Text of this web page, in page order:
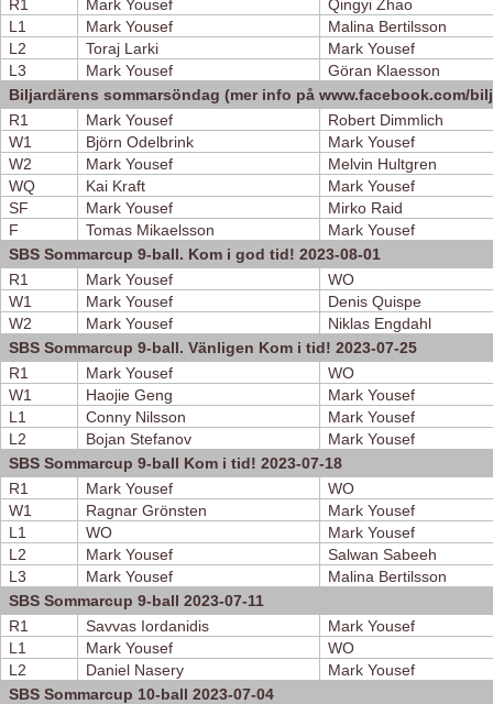
R1
Mark Yousef
Qingyi Zhao
L1
Mark Yousef
Malina Bertilsson
L2
Toraj Larki
Mark Yousef
L3
Mark Yousef
Göran Klaesson
Biljardärens sommarsöndag (mer info på www.facebook.com/
R1
Mark Yousef
Robert Dimmlich
W1
Björn Odelbrink
Mark Yousef
W2
Mark Yousef
Melvin Hultgren
WQ
Kai Kraft
Mark Yousef
SF
Mark Yousef
Mirko Raid
F
Tomas Mikaelsson
Mark Yousef
SBS Sommarcup 9-ball. Kom i god tid! 2023-08-01
R1
Mark Yousef
WO
W1
Mark Yousef
Denis Quispe
W2
Mark Yousef
Niklas Engdahl
SBS Sommarcup 9-ball. Vänligen Kom i tid! 2023-07-25
R1
Mark Yousef
WO
W1
Haojie Geng
Mark Yousef
L1
Conny Nilsson
Mark Yousef
L2
Bojan Stefanov
Mark Yousef
SBS Sommarcup 9-ball Kom i tid! 2023-07-18
R1
Mark Yousef
WO
W1
Ragnar Grönsten
Mark Yousef
L1
WO
Mark Yousef
L2
Mark Yousef
Salwan Sabeeh
L3
Mark Yousef
Malina Bertilsson
SBS Sommarcup 9-ball 2023-07-11
R1
Savvas Iordanidis
Mark Yousef
L1
Mark Yousef
WO
L2
Daniel Nasery
Mark Yousef
SBS Sommarcup 10-ball 2023-07-04